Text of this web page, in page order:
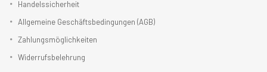
Handelssicherheit
Allgemeine Geschäftsbedingungen (AGB)
Zahlungsmöglichkeiten
Widerrufsbelehrung